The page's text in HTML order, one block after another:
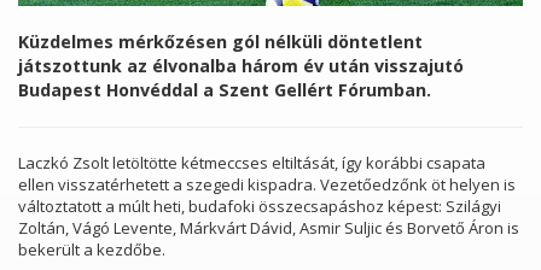
Küzdelmes mérkőzésen gól nélküli döntetlent
játszottunk az élvonalba három év után visszajutó
Budapest Honvéddal a Szent Gellért Fórumban.
Laczkó Zsolt letöltötte kétmeccses eltiltását, így korábbi csapata
ellen visszatérhetett a szegedi kispadra. Vezetőedzőnk öt helyen is
változtatott a múlt heti, budafoki összecsapáshoz képest: Szilágyi
Zoltán, Vágó Levente, Márkvárt Dávid, Asmir Suljic és Borvető Áron is
bekerült a kezdőbe.